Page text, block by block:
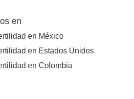
en
en México
en Estados Unidos
en Colombia